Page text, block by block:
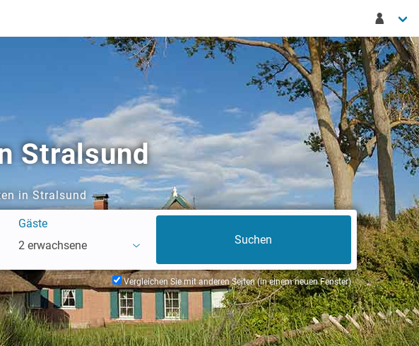
Stralsund
in Stralsund
Gäste
2 erwachsene
Vergleichen Sie mit anderen Seiten (in einem neuen Fenster)